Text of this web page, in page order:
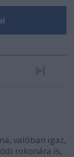
valóban igaz,
rokonára is,